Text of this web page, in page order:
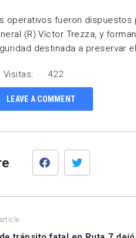
operativos fueron dispuestos
(R) Víctor Trezza, y
destinada a preservar
Visitas: 422
LEAVE A COMMENT
Facebook